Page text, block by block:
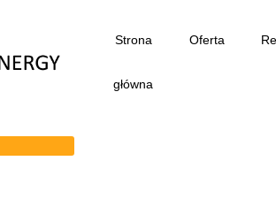
Strona
główna
Oferta